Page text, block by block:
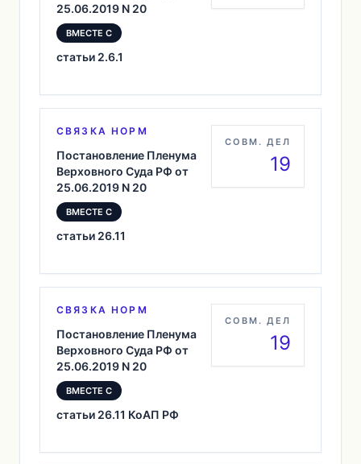
25.06.2019 N 20
ВМЕСТЕ С
статьи 2.6.1
СВЯЗКА НОРМ
Постановление Пленума
Верховного Суда РФ от
25.06.2019 N 20
ВМЕСТЕ С
статьи 26.11
СОВМ. ДЕЛ
19
СВЯЗКА НОРМ
Постановление Пленума
Верховного Суда РФ от
25.06.2019 N 20
ВМЕСТЕ С
статьи 26.11 КоАП РФ
СОВМ. ДЕЛ
19